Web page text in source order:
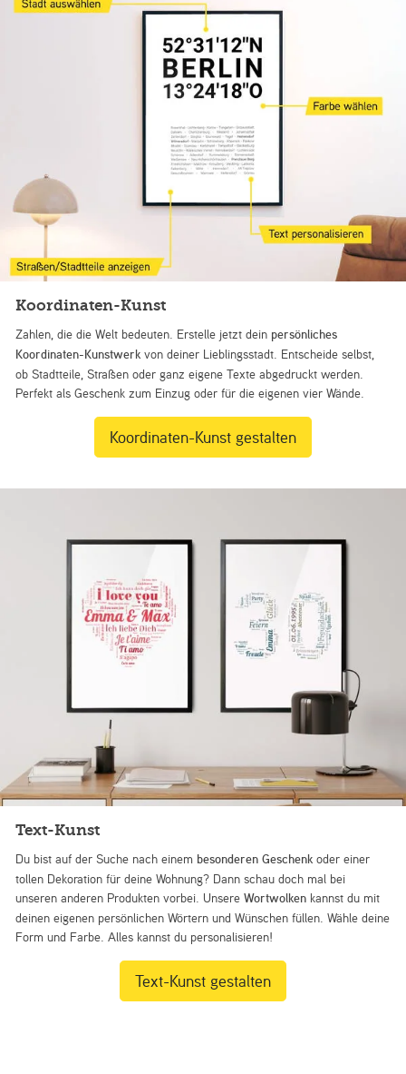
Koordinaten-Kunst
Zahlen, die die Welt bedeuten. Erstelle jetzt dein persönliches
Koordinaten-Kunstwerk von deiner Lieblingsstadt. Entscheide selbst,
ob Stadtteile, Straßen oder ganz eigene Texte abgedruckt werden.
Perfekt als Geschenk zum Einzug oder für die eigenen vier Wände.
Koordinaten-Kunst gestalten
Text-Kunst
Du bist auf der Suche nach einem besonderen Geschenk oder einer
tollen Dekoration für deine Wohnung? Dann schau doch mal bei
unseren anderen Produkten vorbei. UnsereWortwolken kannst du mit
deinen eigenen persönlichen Wörtern und Wünschen füllen. Wähle deine
Form und Farbe. Alles kannst du personalisieren!
Text-Kunst gestalten